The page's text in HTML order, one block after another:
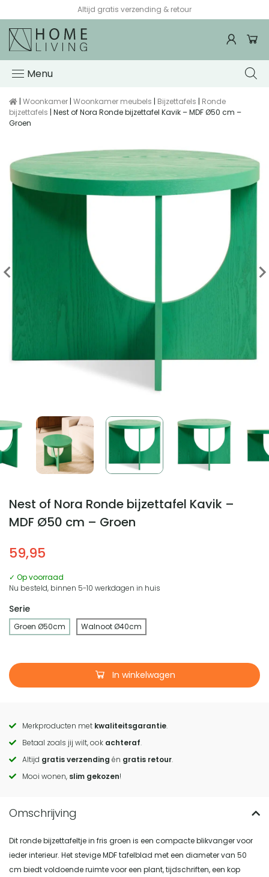
Altijd gratis verzending & retour
Menu
| Woonkamer | Woonkamer meubels | Bijzettafels | Ronde
bijzettafels | Nest of Nora Ronde bijzettafel Kavik – MDF Ø50 cm –
Groen
Nest of Nora Ronde bijzettafel Kavik –
MDF Ø50 cm – Groen
59,95
✓ Op voorraad
Nu besteld, binnen 5-10 werkdagen in huis
Serie
Groen Ø50cm Walnoot Ø40cm
In winkelwagen
Call
to
actions
Merkproducten met kwaliteitsgarantie.
Betaal zoals jij wilt, ook achteraf.
Altijd gratis verzending én gratis retour.
Mooi wonen, slim gekozen!
Dit ronde bijzettafeltje in fris groen is een compacte blikvanger voor
ieder interieur. Het stevige MDF tafelblad met een diameter van 50
cm biedt voldoende ruimte voor een plant, tijdschriften, een kop